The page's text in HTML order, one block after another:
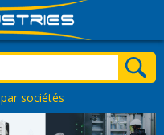
par sociétés